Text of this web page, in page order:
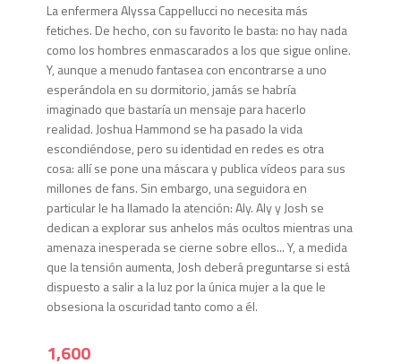
La enfermera Alyssa Cappellucci no necesita más
fetiches. De hecho, con su favorito le basta: no hay nada
como los hombres enmascarados a los que sigue online.
Y, aunque a menudo fantasea con encontrarse a uno
esperándola en su dormitorio, jamás se habría
imaginado que bastaría un mensaje para hacerlo
realidad. Joshua Hammond se ha pasado la vida
escondiéndose, pero su identidad en redes es otra
cosa: allí se pone una máscara y publica vídeos para sus
millones de fans. Sin embargo, una seguidora en
particular le ha llamado la atención: Aly. Aly y Josh se
dedican a explorar sus anhelos más ocultos mientras una
amenaza inesperada se cierne sobre ellos... Y, a medida
que la tensión aumenta, Josh deberá preguntarse si está
dispuesto a salir a la luz por la única mujer a la que le
obsesiona la oscuridad tanto como a él.
1,600